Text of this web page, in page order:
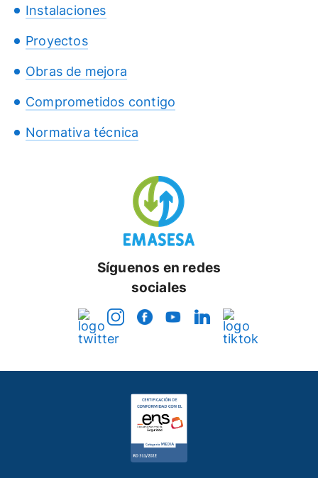
Instalaciones
Proyectos
Obras de mejora
Comprometidos contigo
Normativa técnica
Síguenos en redes
sociales